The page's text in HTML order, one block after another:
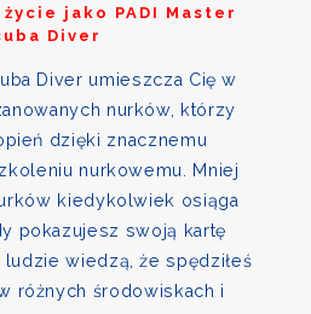
jako PADI Master
Diver
Diver umieszcza Cię w
nurków, którzy
dzięki znacznemu
nurkowemu. Mniej
kiedykolwiek osiąga
pokazujesz swoją kartę
ludzie wiedzą, że spędziłeś
różnych środowiskach i